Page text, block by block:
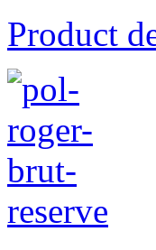
Product